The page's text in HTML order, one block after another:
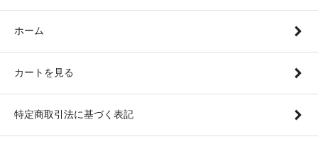
ホーム
カートを見る
特定商取引法に基づく表記